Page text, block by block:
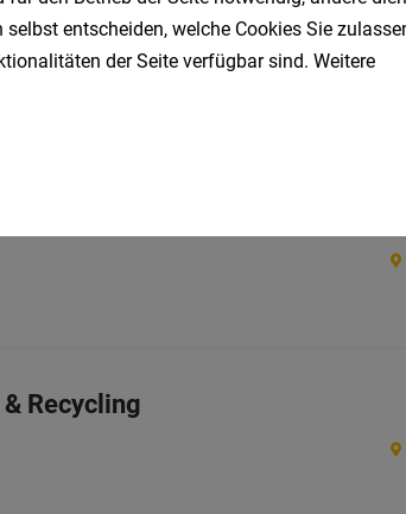
Recycling
entscheiden, welche Cookies Sie
der Seite verfügbar sind. Weitere